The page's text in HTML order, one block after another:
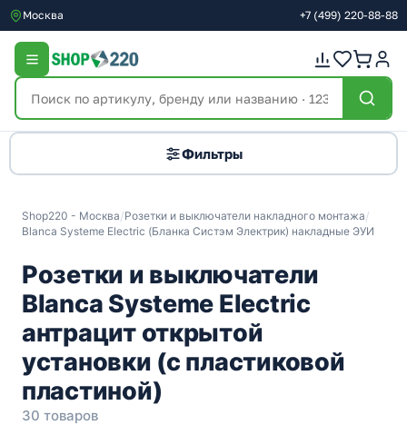
Москва +7 (499) 220-88-88
Фильтры
Shop220 - Москва/Розетки и выключатели накладного монтажа/
Blanca Systeme Electric (Бланка Систэм Электрик) накладные ЭУИ
Розетки и выключатели
Blanca Systeme Electric
антрацит открытой
установки (с пластиковой
пластиной)
30 товаров